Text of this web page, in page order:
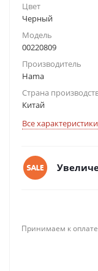
Цвет
Черный
Модель
00220809
Производитель
Hama
Страна
Китай
Все характеристики
Принимаем к